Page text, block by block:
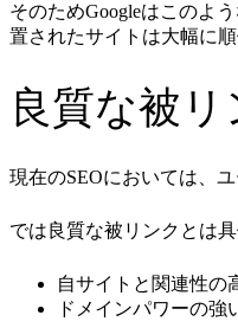
そのためGoogleはこのよ
置されたサイトは大幅に
良質な被リ
現在のSEOにおいては、
では良質な被リンクとは
自サイトと関連性の
ドメインパワーの強